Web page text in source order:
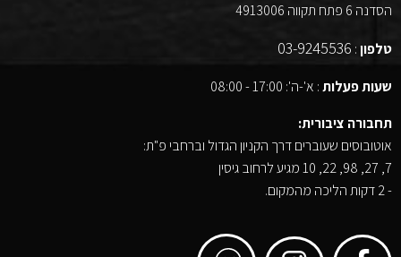
הסדנה 6 פתח תקווה 4913006
טלפון:
03-9245536
שעות פעלות: א'-ה': 17:00 - 08:00
תחבורה ציבורית:
אוטובוסים שעוברים דרך הקניון הגדול וברחבי פ"ת:
7, 27, 98, 22, 10 מגיע לרחוב גיסין
- 2 דקות הליכה מהמקום.